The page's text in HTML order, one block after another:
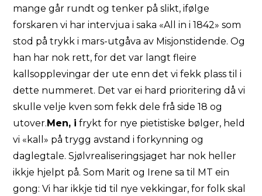
mange går rundt og tenker på slikt, ifølge
forskaren vi har intervjua i saka «All in i 1842» som
stod på trykk i mars-utgåva av Misjonstidende. Og
han har nok rett, for det var langt fleire
kallsopplevingar der ute enn det vi fekk plass til i
dette nummeret. Det var ei hard prioritering då vi
skulle velje kven som fekk delefrå side 18 og
utover.Men, i frykt for nye pietistiske bølger, held
vi «kall» på trygg avstand i forkynning og
daglegtale. Sjølvrealiseringsjaget har nok heller
ikkje hjelpt på. Som Marit og Irene sa til MT ein
gong: Vi har ikkje tid til nye vekkingar, for folk skal